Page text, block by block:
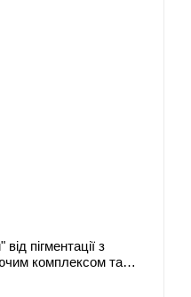
пігментації з
комплексом та